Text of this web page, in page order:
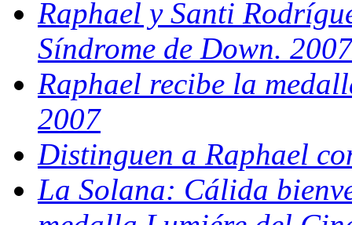
Raphael y Santi
Síndrome de Down. 2007
Raphael recibe la
2007
Distinguen a Raphael
La Solana: Cálida